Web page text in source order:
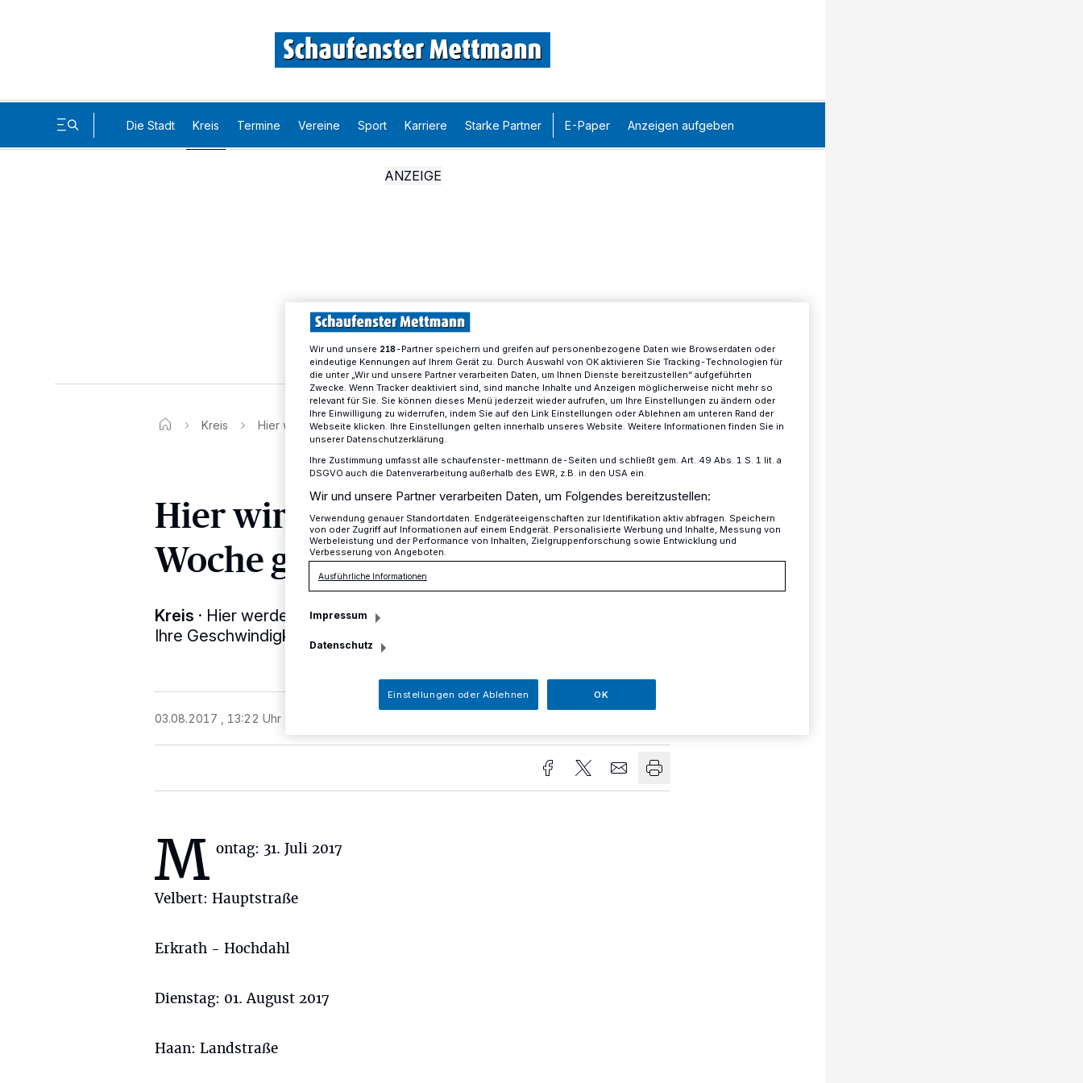
Die Stadt Kreis Termine Vereine Sport Karriere Starke Partner E-Paper Anzeigen aufgeben
Kreis Hier wird in der kommenden Woche geblitzt
Hier wird in der kommenden
Woche geblitzt
Kreis · Hier werden die Kreispolizeibehörde und der Kreis Mettmann
Ihre Geschwindigkeit kontrollieren:
03.08.2017 , 13:22 Uhr
M ontag: 31. Juli 2017
Velbert: Hauptstraße
Erkrath - Hochdahl
Dienstag: 01. August 2017
Haan: Landstraße
Wir und unsere 218-Partner speichern und greifen auf personenbezogene Daten wie Browserdaten oder
eindeutige Kennungen auf Ihrem Gerät zu. Durch Auswahl von OK aktivieren Sie Tracking-Technologien für
die unter „Wir und unsere Partner verarbeiten Daten, um Ihnen Dienste bereitzustellen“ aufgeführten
Zwecke. Wenn Tracker deaktiviert sind, sind manche Inhalte und Anzeigen möglicherweise nicht mehr so
relevant für Sie. Sie können dieses Menü jederzeit wieder aufrufen, um Ihre Einstellungen zu ändern oder
Ihre Einwilligung zu widerrufen, indem Sie auf den Link Einstellungen oder Ablehnen am unteren Rand der
Webseite klicken. Ihre Einstellungen gelten innerhalb unseres Website. Weitere Informationen finden Sie in
unserer Datenschutzerklärung.
Ihre Zustimmung umfasst alle schaufenster-mettmann.de-Seiten und schließt gem. Art. 49 Abs. 1 S. 1 lit. a
DSGVO auch die Datenverarbeitung außerhalb des EWR, z.B. in den USA ein.
Wir und unsere Partner verarbeiten Daten, um Folgendes bereitzustellen:
Verwendung genauer Standortdaten. Endgeräteeigenschaften zur Identifikation aktiv abfragen. Speichern
von oder Zugriff auf Informationen auf einem Endgerät. Personalisierte Werbung und Inhalte, Messung von
Werbeleistung und der Performance von Inhalten, Zielgruppenforschung sowie Entwicklung und
Verbesserung von Angeboten.
Ausführliche Informationen
Impressum
Datenschutz
Einstellungen oder Ablehnen OK